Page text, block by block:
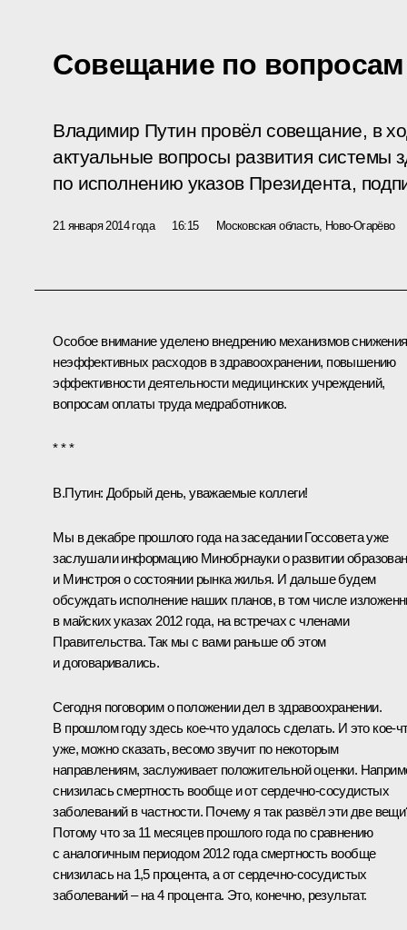
Совещание по
Владимир Путин провёл совещание, в
актуальные вопросы развития системы
по исполнению указов Президента,
21 января 2014 года 16:15 Московская область, Ново-Огарёво
Особое внимание уделено внедрению механизмов снижения
неэффективных расходов в здравоохранении, повышению
эффективности деятельности медицинских учреждений,
вопросам оплаты труда медработников.
* * *
В.Путин: Добрый день, уважаемые коллеги!
Мы в декабре прошлого года на заседании Госсовета уже
заслушали информацию Минобрнауки о развитии
и Минстроя о состоянии рынка жилья. И дальше будем
обсуждать исполнение наших планов, в том числе
в майских указах 2012 года, на встречах с членами
Правительства. Так мы с вами раньше об этом
и договаривались.
Сегодня поговорим о положении дел в здравоохранении.
В прошлом году здесь кое‑что удалось сделать. И это
уже, можно сказать, весомо звучит по некоторым
направлениям, заслуживает положительной оценки.
снизилась смертность вообще и от сердечно-сосудистых
заболеваний в частности. Почему я так развёл эти две
Потому что за 11 месяцев прошлого года по сравнению
с аналогичным периодом 2012 года смертность вообще
снизилась на 1,5 процента, а от сердечно-сосудистых
заболеваний – на 4 процента. Это, конечно, результат.